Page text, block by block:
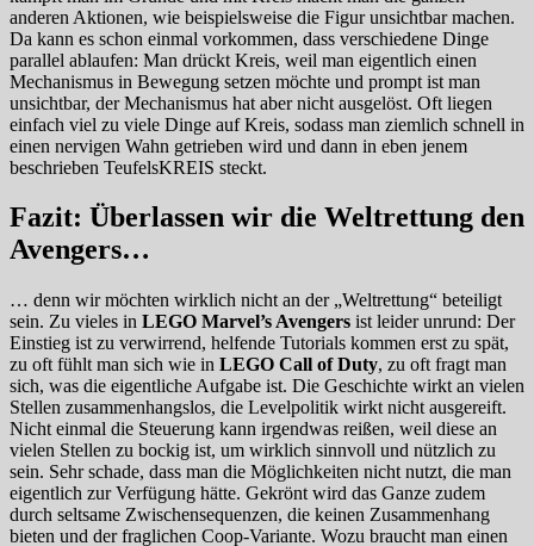
anderen Aktionen, wie beispielsweise die Figur unsichtbar machen.
Da kann es schon einmal vorkommen, dass verschiedene Dinge
parallel ablaufen: Man drückt Kreis, weil man eigentlich einen
Mechanismus in Bewegung setzen möchte und prompt ist man
unsichtbar, der Mechanismus hat aber nicht ausgelöst. Oft liegen
einfach viel zu viele Dinge auf Kreis, sodass man ziemlich schnell in
einen nervigen Wahn getrieben wird und dann in eben jenem
beschrieben TeufelsKREIS steckt.
Fazit: Überlassen wir die Weltrettung den
Avengers…
… denn wir möchten wirklich nicht an der „Weltrettung“ beteiligt
sein. Zu vieles in LEGO Marvel’s Avengers ist leider unrund: Der
Einstieg ist zu verwirrend, helfende Tutorials kommen erst zu spät,
zu oft fühlt man sich wie in LEGO Call of Duty, zu oft fragt man
sich, was die eigentliche Aufgabe ist. Die Geschichte wirkt an vielen
Stellen zusammenhangslos, die Levelpolitik wirkt nicht ausgereift.
Nicht einmal die Steuerung kann irgendwas reißen, weil diese an
vielen Stellen zu bockig ist, um wirklich sinnvoll und nützlich zu
sein. Sehr schade, dass man die Möglichkeiten nicht nutzt, die man
eigentlich zur Verfügung hätte. Gekrönt wird das Ganze zudem
durch seltsame Zwischensequenzen, die keinen Zusammenhang
bieten und der fraglichen Coop-Variante. Wozu braucht man einen